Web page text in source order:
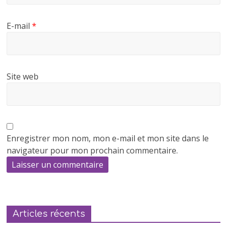
E-mail*
Site web
Enregistrer mon nom, mon e-mail et mon site dans le
navigateur pour mon prochain commentaire.
Articles récents